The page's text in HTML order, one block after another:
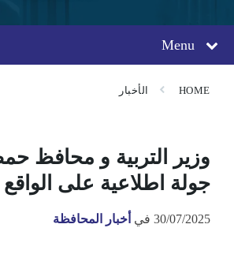
Menu
HOME الأخبار
وزير التربية و محافظ
جولة اطلاعية على الواقع
30/07/2025 في أخبار المحافظة